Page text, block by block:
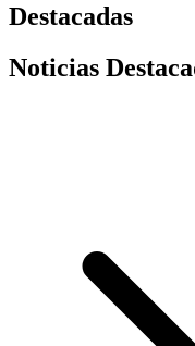
Destacadas
Noticias